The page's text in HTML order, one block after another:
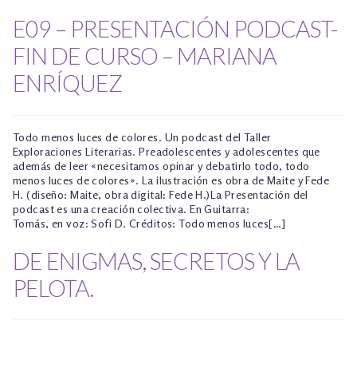
E09 – PRESENTACIÓN PODCAST-
FIN DE CURSO – MARIANA
ENRÍQUEZ
Todo menos luces de colores. Un podcast del Taller
Exploraciones Literarias. Preadolescentes y adolescentes que
además de leer «necesitamos opinar y debatirlo todo, todo
menos luces de colores». La ilustración es obra de Maite y Fede
H. (diseño: Maite, obra digital: Fede H.)La Presentación del
podcast es una creación colectiva. En Guitarra:
Tomás, en voz: Sofi D. Créditos: Todo menos luces[…]
DE ENIGMAS, SECRETOS Y LA
PELOTA.